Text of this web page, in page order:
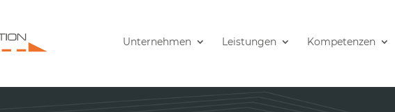
Unternehmen Leistungen Kompetenzen